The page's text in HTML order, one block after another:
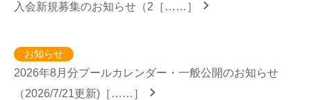
入会新規募集のお知らせ（2［……］
お知らせ
2026年8月分プールカレンダー・一般公開のお知らせ
（2026/7/21更新)［……］